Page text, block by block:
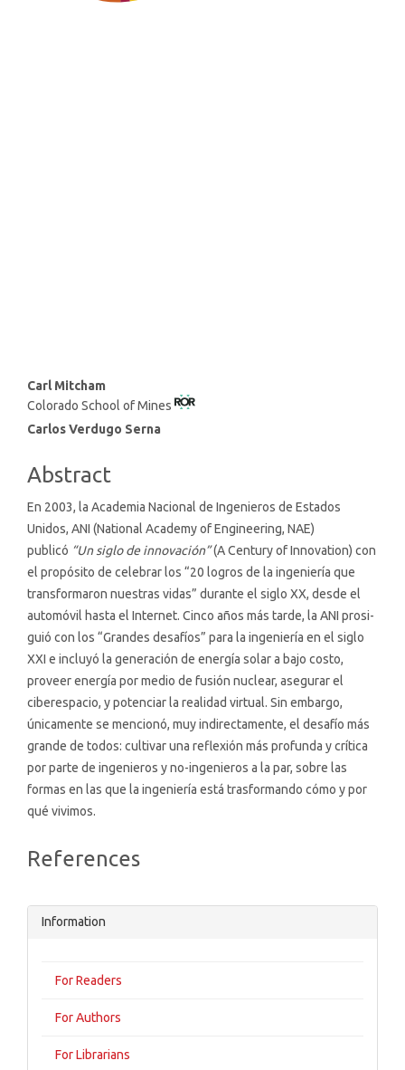
Main
Article
Content
Carl Mitcham
Colorado School of Mines
Carlos Verdugo Serna
Abstract
En 2003, la Academia Nacional de Ingenieros de Estados
Unidos, ANI (National Academy of Engineering, NAE)
publicó “Un siglo de innovación”(A Century of Innovation) con
el propósito de celebrar los “20 logros de la ingeniería que
transformaron nuestras vidas” durante el siglo XX, desde el
automóvil hasta el Internet. Cinco años más tarde, la ANI prosi­
guió con los “Grandes desafíos” para la inge­niería en el siglo
XXI e incluyó la generación de energía solar a bajo costo,
proveer energía por medio de fusión nuclear, asegurar el
ciberespa­cio, y potenciar la realidad virtual. Sin embargo,
únicamente se mencionó, muy indirectamente, el desafío más
grande de todos: cultivar una re­flexión más profunda y crítica
por parte de inge­nieros y no-ingenieros a la par, sobre las
formas en las que la ingeniería está trasformando cómo y por
qué vivimos.
Article
References
Information
For Readers
For Authors
For Librarians